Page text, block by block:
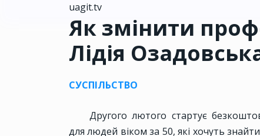
uagit.tv
Як змінити
Лідія
СУСПІЛЬСТВО
Другого лютого стартує
для людей віком за 50, які хочуть